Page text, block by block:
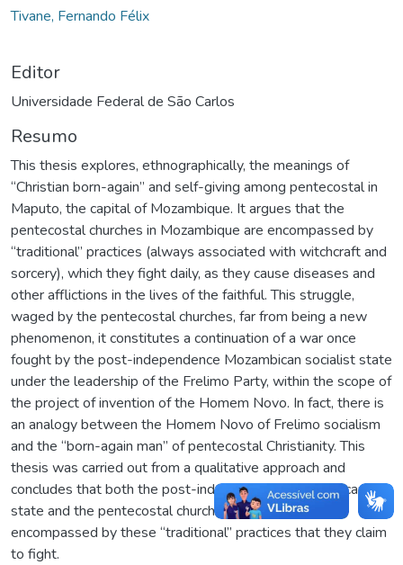
Tivane, Fernando Félix
Editor
Universidade Federal de São Carlos
Resumo
This thesis explores, ethnographically, the meanings of
“Christian born-again” and self-giving among pentecostal in
Maputo, the capital of Mozambique. It argues that the
pentecostal churches in Mozambique are encompassed by
“traditional” practices (always associated with witchcraft and
sorcery), which they fight daily, as they cause diseases and
other afflictions in the lives of the faithful. This struggle,
waged by the pentecostal churches, far from being a new
phenomenon, it constitutes a continuation of a war once
fought by the post-independence Mozambican socialist state
under the leadership of the Frelimo Party, within the scope of
the project of invention of the Homem Novo. In fact, there is
an analogy between the Homem Novo of Frelimo socialism
and the “born-again man” of pentecostal Christianity. This
thesis was carried out from a qualitative approach and
concludes that both the post-independence Mozambican
state and the pentecostal churches are institutions
encompassed by these “traditional” practices that they claim
to fight.